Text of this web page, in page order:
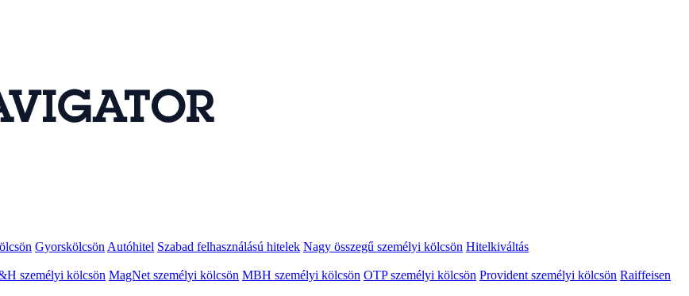
Gyorskölcsön Autóhitel Szabad felhasználású hitelek Nagy összegű személyi kölcsön Hitelkiváltás
személyi kölcsön MagNet személyi kölcsön MBH személyi kölcsön OTP személyi kölcsön Provident személyi kölcsön Raiffeisen